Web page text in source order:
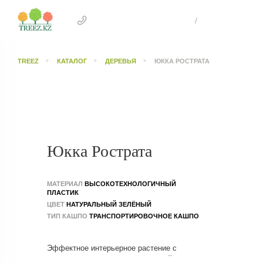
/
TREEZ КАТАЛОГ ДЕРЕВЬЯ ЮККА РОСТРАТА
Юкка Рострата
МАТЕРИАЛ ВЫСОКОТЕХНОЛОГИЧНЫЙ
ПЛАСТИК
ЦВЕТ НАТУРАЛЬНЫЙ ЗЕЛЁНЫЙ
ТИП КАШПО ТРАНСПОРТИРОВОЧНОЕ КАШПО
Эффектное интерьерное растение с
выразительным стволом и пышной